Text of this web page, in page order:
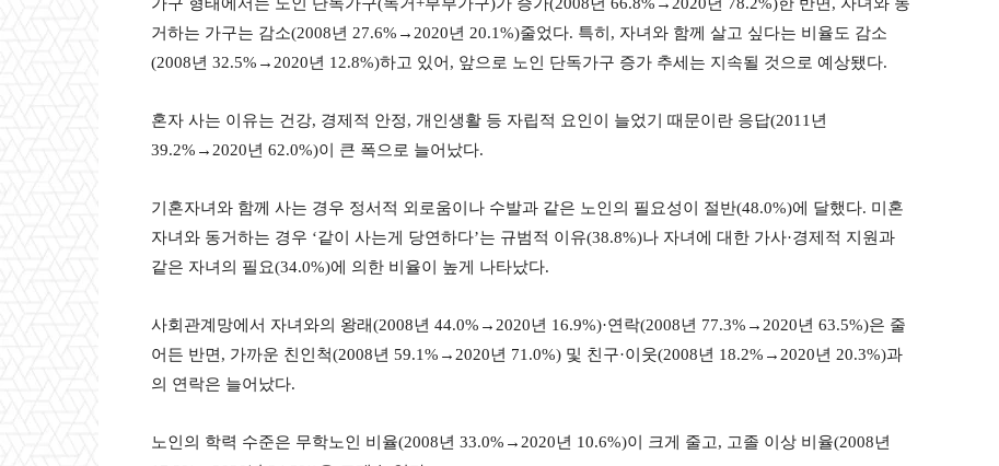
가구 형태에서는 노인 단독가구(독거+부부가구)가 증가(2008년 66.8%→2020년 78.2%)한 반면, 자녀와 동
거하는 가구는 감소(2008년 27.6%→2020년 20.1%)줄었다. 특히, 자녀와 함께 살고 싶다는 비율도 감소
(2008년 32.5%→2020년 12.8%)하고 있어, 앞으로 노인 단독가구 증가 추세는 지속될 것으로 예상됐다.
혼자 사는 이유는 건강, 경제적 안정, 개인생활 등 자립적 요인이 늘었기 때문이란 응답(2011년
39.2%→2020년 62.0%)이 큰 폭으로 늘어났다.
기혼자녀와 함께 사는 경우 정서적 외로움이나 수발과 같은 노인의 필요성이 절반(48.0%)에 달했다. 미혼
자녀와 동거하는 경우 ‘같이 사는게 당연하다’는 규범적 이유(38.8%)나 자녀에 대한 가사·경제적 지원과
같은 자녀의 필요(34.0%)에 의한 비율이 높게 나타났다.
사회관계망에서 자녀와의 왕래(2008년 44.0%→2020년 16.9%)·연락(2008년 77.3%→2020년 63.5%)은 줄
어든 반면, 가까운 친인척(2008년 59.1%→2020년 71.0%) 및 친구·이웃(2008년 18.2%→2020년 20.3%)과
의 연락은 늘어났다.
노인의 학력 수준은 무학노인 비율(2008년 33.0%→2020년 10.6%)이 크게 줄고, 고졸 이상 비율(2008년